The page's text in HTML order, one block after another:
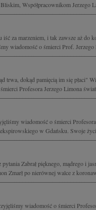
Współpracownikom Jerzego
iść za marzeniem, i tak zawsze aż
wiadomość o śmierci Prof. Jerzego
trwa, dokąd pamięcią im się płaci"
Profesora Jerzego Limona
wiadomość o śmierci
w Gdańsku. Swoje
Zabrał pięknego, mądrego i
Zmarł po nierównej walce z
wiadomość o śmierci